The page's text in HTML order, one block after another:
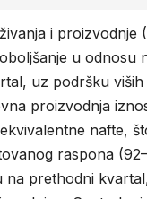
i proizvodnje
u odnosu
uz podršku viših
proizvodnja
nafte,
raspona
na prethodni